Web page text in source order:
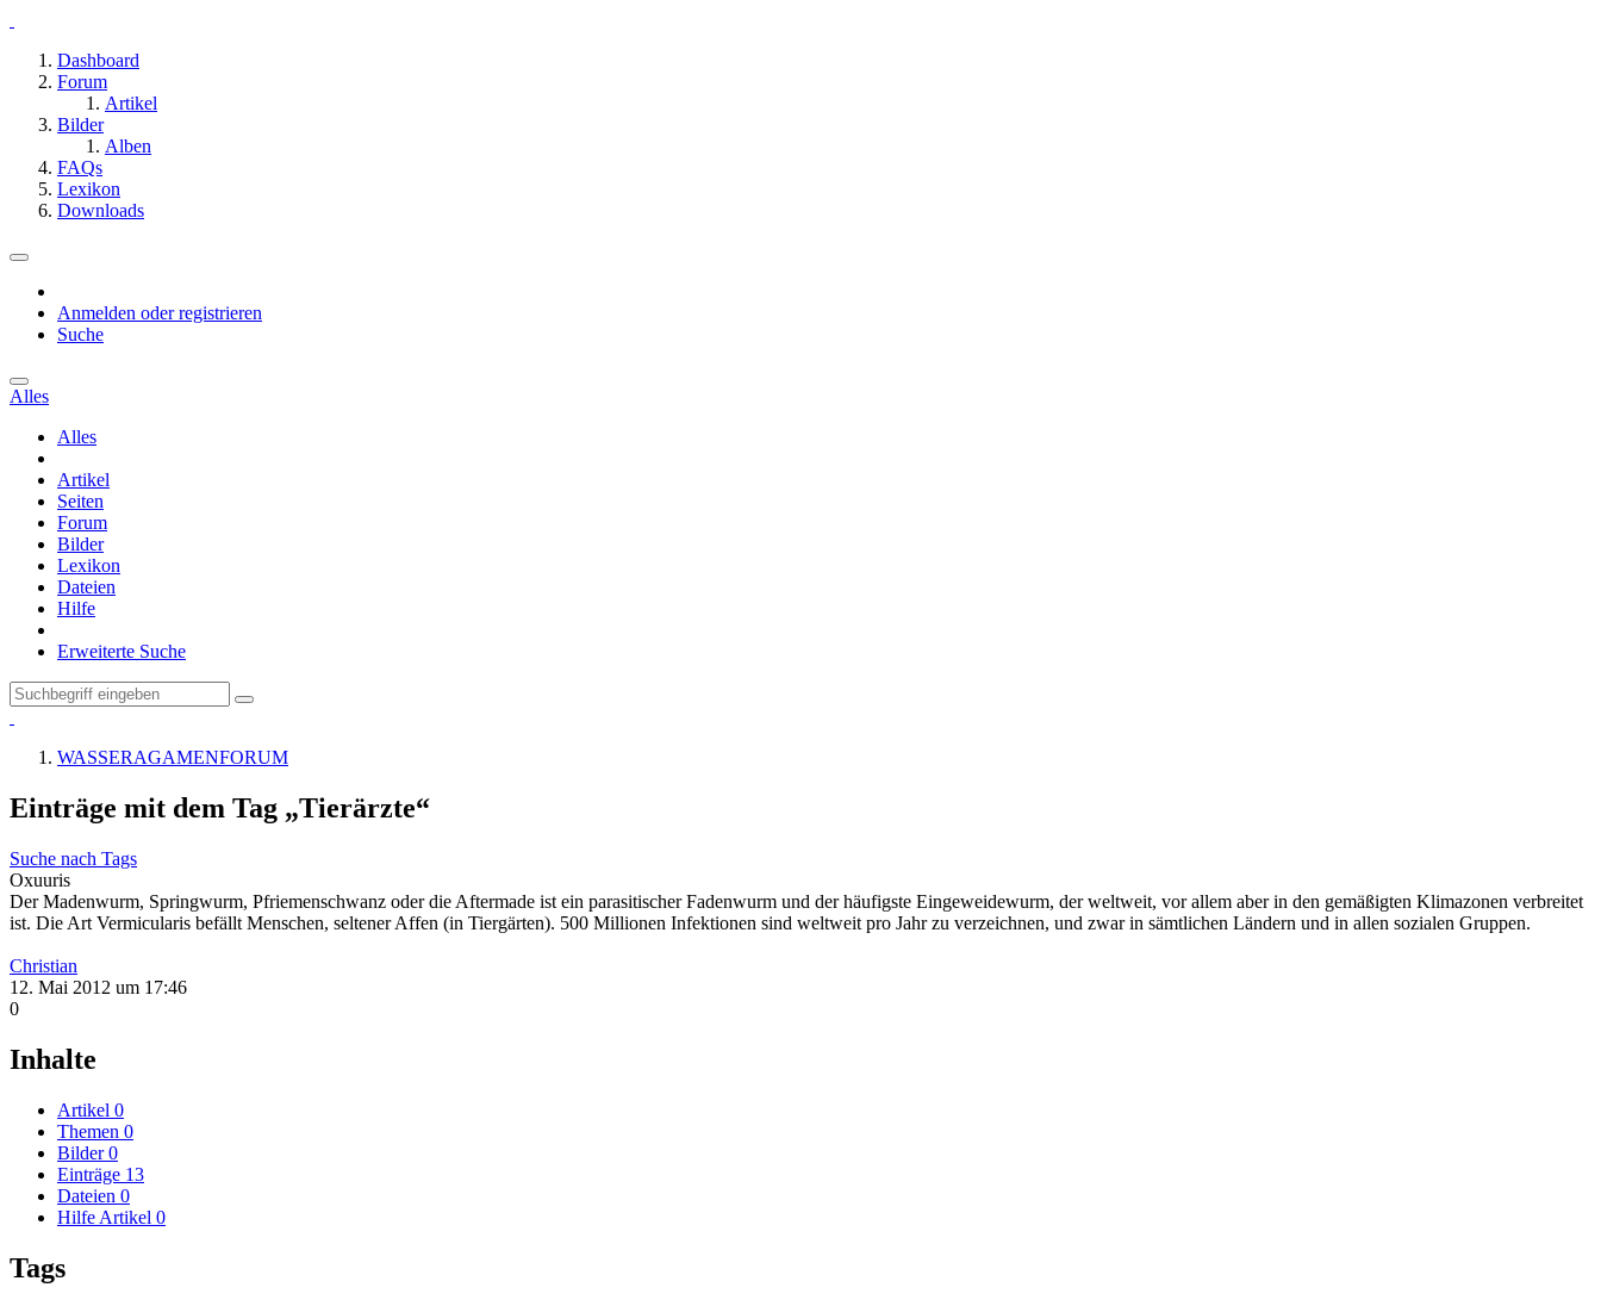
Dashboard
Forum
Artikel
Bilder
Alben
FAQs
Lexikon
Downloads
Anmelden oder registrieren
Suche
Alles
Alles
Artikel
Seiten
Forum
Bilder
Lexikon
Dateien
Hilfe
Erweiterte Suche
WASSERAGAMENFORUM
Einträge mit dem Tag „Tierärzte“
Suche nach Tags
Oxuuris
Der Madenwurm, Springwurm, Pfriemenschwanz oder die Aftermade ist ein parasitischer Fadenwurm und der häufigste Eingeweidewurm, der weltweit, vor allem aber in den gemäßigten Klimazonen verbreitet
ist. Die Art Vermicularis befällt Menschen, seltener Affen (in Tiergärten). 500 Millionen Infektionen sind weltweit pro Jahr zu verzeichnen, und zwar in sämtlichen Ländern und in allen sozialen Gruppen.
Christian
12. Mai 2012 um 17:46
0
Inhalte
Artikel 0
Themen 0
Bilder 0
Einträge 13
Dateien 0
Hilfe Artikel 0
Tags